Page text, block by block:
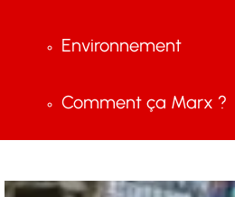
Environnement
Comment ça Marx ?